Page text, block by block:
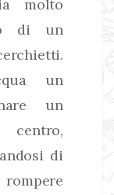
molto
di un
un
un
di